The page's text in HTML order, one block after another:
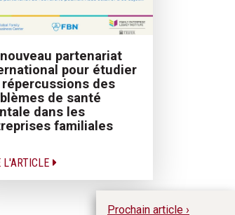
partenariat
pour étudier
des
de santé
dans les
familiales
L'ARTICLE
Prochain article ›